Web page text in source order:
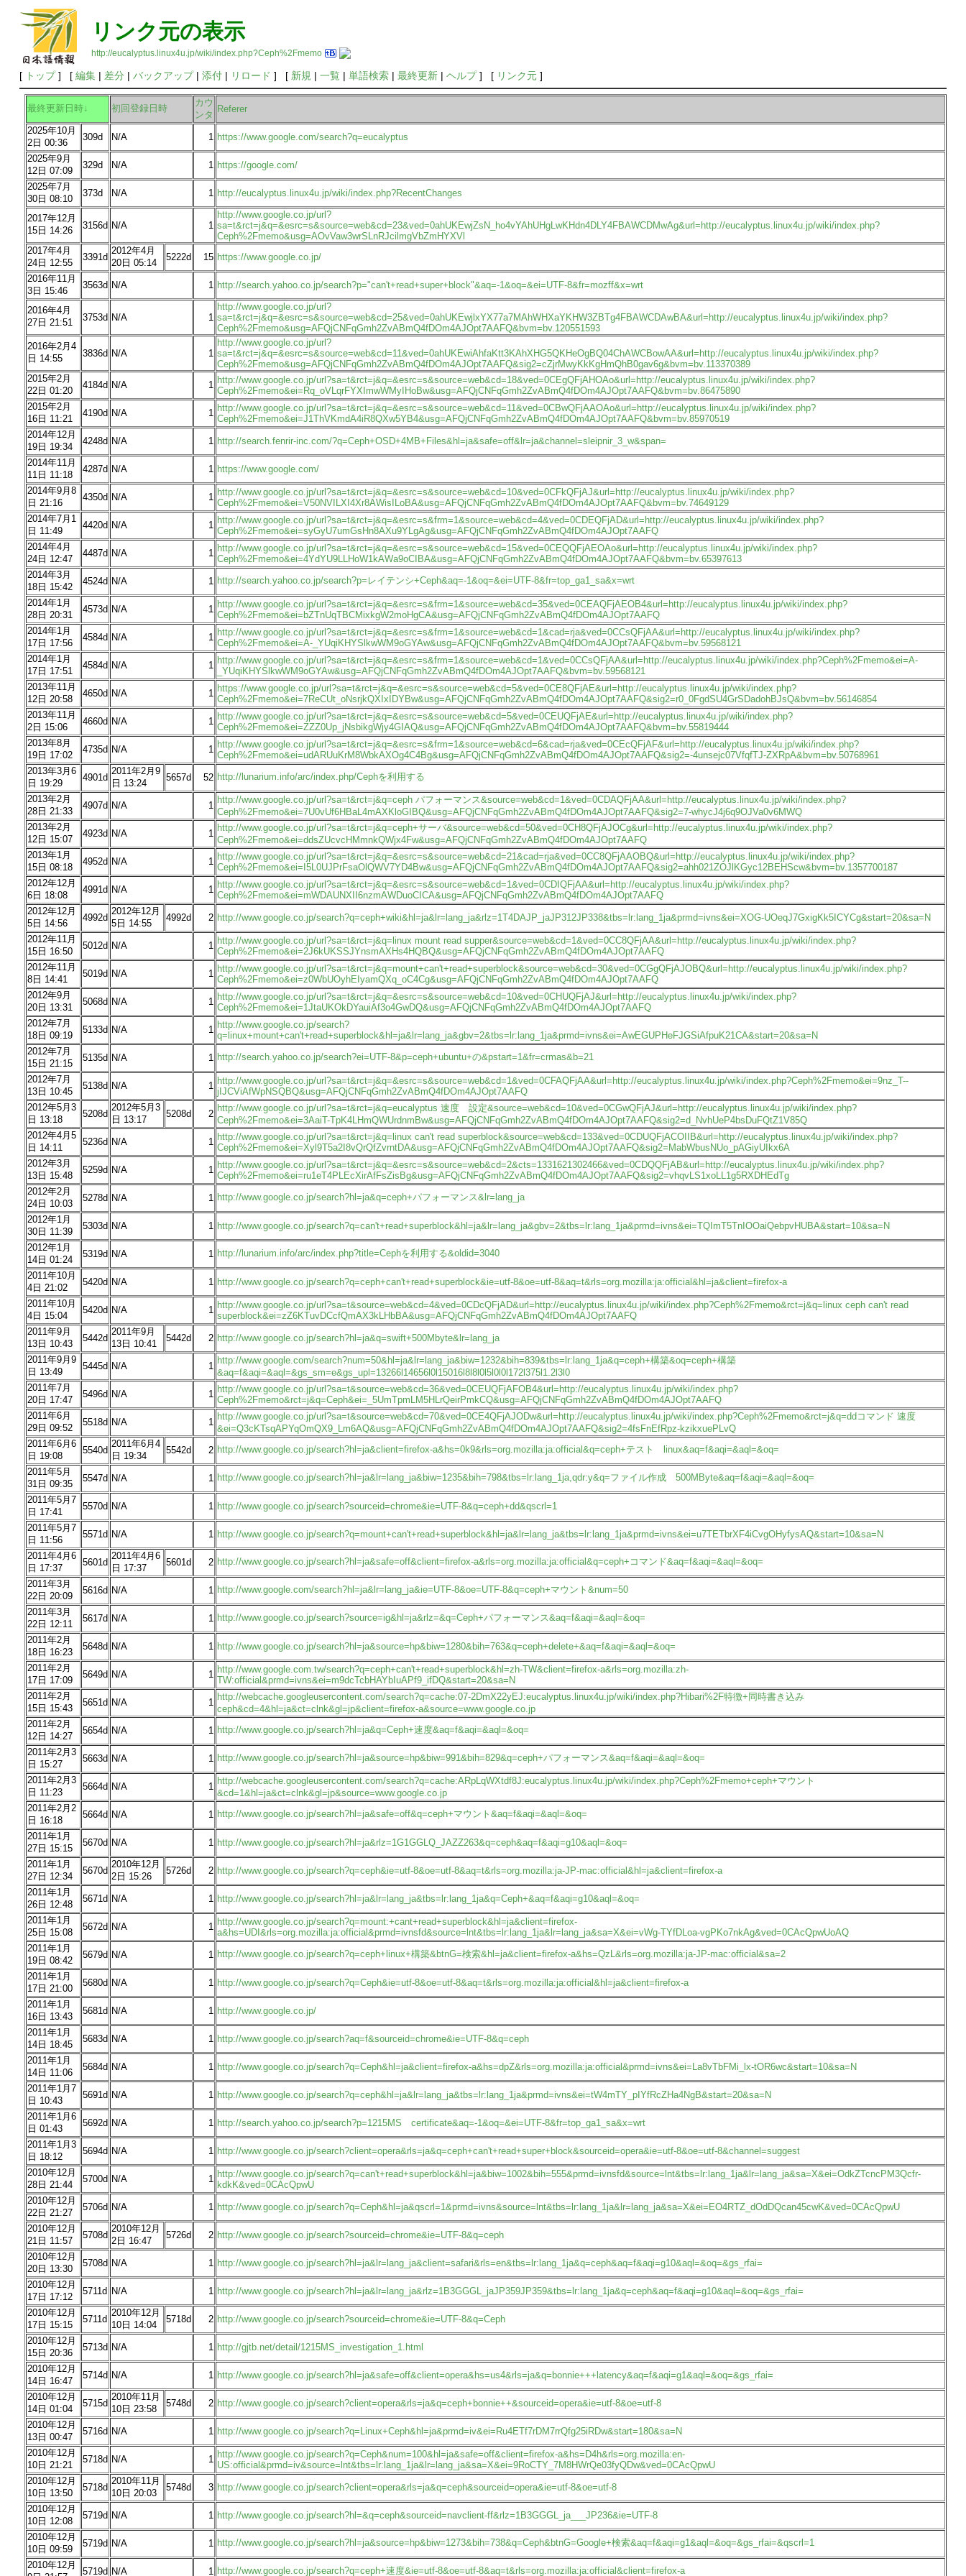
リンク元の表示
http://eucalyptus.linux4u.jp/wiki/index.php?Ceph%2Fmemo
[ トップ] [ 編集| 差分 | バックアップ| 添付| リロード ] [ 新規 | 一覧 | 単語検索| 最終更新| ヘルプ] [ リンク元]
最終更新日時↓ 初回登録日時
カウ
ンタ
Referer
2025年10月
2日 00:36
309d N/A 1 https://www.google.com/search?q=eucalyptus
2025年9月
12日 07:09
329d N/A 1 https://google.com/
2025年7月
30日 08:10
373d N/A 1 http://eucalyptus.linux4u.jp/wiki/index.php?RecentChanges
2017年12月
15日 14:26
3156d N/A 1
http://www.google.co.jp/url?
sa=t&rct=j&q=&esrc=s&source=web&cd=23&ved=0ahUKEwjZsN_ho4vYAhUHgLwKHdn4DLY4FBAWCDMwAg&url=http://eucalyptus.linux4u.jp/wiki/index.php?
Ceph%2Fmemo&usg=AOvVaw3wrSLnRJcilmgVbZmHYXVl
2017年4月
24日 12:55
3391d
2012年4月
20日 05:14
5222d 15 https://www.google.co.jp/
2016年11月
3日 15:46
3563d N/A 1 http://search.yahoo.co.jp/search?p="can't+read+super+block"&aq=-1&oq=&ei=UTF-8&fr=mozff&x=wrt
2016年4月
27日 21:51
3753d N/A 1
http://www.google.co.jp/url?
sa=t&rct=j&q=&esrc=s&source=web&cd=25&ved=0ahUKEwjlxYX77a7MAhWHXaYKHW3ZBTg4FBAWCDAwBA&url=http://eucalyptus.linux4u.jp/wiki/index.php?
Ceph%2Fmemo&usg=AFQjCNFqGmh2ZvABmQ4fDOm4AJOpt7AAFQ&bvm=bv.120551593
2016年2月4
日 14:55
3836d N/A 1
http://www.google.co.jp/url?
sa=t&rct=j&q=&esrc=s&source=web&cd=11&ved=0ahUKEwiAhfaKtt3KAhXHG5QKHeOgBQ04ChAWCBowAA&url=http://eucalyptus.linux4u.jp/wiki/index.php?
Ceph%2Fmemo&usg=AFQjCNFqGmh2ZvABmQ4fDOm4AJOpt7AAFQ&sig2=cZjrMwyKkKgHmQhB0gav6g&bvm=bv.113370389
2015年2月
22日 01:20
4184d N/A 1 http://www.google.co.jp/url?sa=t&rct=j&q=&esrc=s&source=web&cd=18&ved=0CEgQFjAHOAo&url=http://eucalyptus.linux4u.jp/wiki/index.php?
Ceph%2Fmemo&ei=Rq_oVLqrFYXImwWMyIHoBw&usg=AFQjCNFqGmh2ZvABmQ4fDOm4AJOpt7AAFQ&bvm=bv.86475890
2015年2月
16日 11:21
4190d N/A 1 http://www.google.co.jp/url?sa=t&rct=j&q=&esrc=s&source=web&cd=11&ved=0CBwQFjAAOAo&url=http://eucalyptus.linux4u.jp/wiki/index.php?
Ceph%2Fmemo&ei=J1ThVKmdA4iR8QXw5YB4&usg=AFQjCNFqGmh2ZvABmQ4fDOm4AJOpt7AAFQ&bvm=bv.85970519
2014年12月
19日 19:34
4248d N/A 1 http://search.fenrir-inc.com/?q=Ceph+OSD+4MB+Files&hl=ja&safe=off&lr=ja&channel=sleipnir_3_w&span=
2014年11月
11日 11:18
4287d N/A 1 https://www.google.com/
2014年9月8
日 21:16
4350d N/A 1 http://www.google.co.jp/url?sa=t&rct=j&q=&esrc=s&source=web&cd=10&ved=0CFkQFjAJ&url=http://eucalyptus.linux4u.jp/wiki/index.php?
Ceph%2Fmemo&ei=V50NVILXI4Xr8AWisILoBA&usg=AFQjCNFqGmh2ZvABmQ4fDOm4AJOpt7AAFQ&bvm=bv.74649129
2014年7月1
日 11:49
4420d N/A 1 http://www.google.co.jp/url?sa=t&rct=j&q=&esrc=s&frm=1&source=web&cd=4&ved=0CDEQFjAD&url=http://eucalyptus.linux4u.jp/wiki/index.php?
Ceph%2Fmemo&ei=syGyU7umGsHn8AXu9YLgAg&usg=AFQjCNFqGmh2ZvABmQ4fDOm4AJOpt7AAFQ
2014年4月
24日 12:47
4487d N/A 1 http://www.google.co.jp/url?sa=t&rct=j&q=&esrc=s&source=web&cd=15&ved=0CEQQFjAEOAo&url=http://eucalyptus.linux4u.jp/wiki/index.php?
Ceph%2Fmemo&ei=4YdYU9LLHoW1kAWa9oCIBA&usg=AFQjCNFqGmh2ZvABmQ4fDOm4AJOpt7AAFQ&bvm=bv.65397613
2014年3月
18日 15:42
4524d N/A 1 http://search.yahoo.co.jp/search?p=レイテンシ+Ceph&aq=-1&oq=&ei=UTF-8&fr=top_ga1_sa&x=wrt
2014年1月
28日 20:31
4573d N/A 1 http://www.google.co.jp/url?sa=t&rct=j&q=&esrc=s&frm=1&source=web&cd=35&ved=0CEAQFjAEOB4&url=http://eucalyptus.linux4u.jp/wiki/index.php?
Ceph%2Fmemo&ei=bZTnUqTBCMixkgW2moHgCA&usg=AFQjCNFqGmh2ZvABmQ4fDOm4AJOpt7AAFQ
2014年1月
17日 17:56
4584d N/A 1 http://www.google.co.jp/url?sa=t&rct=j&q=&esrc=s&frm=1&source=web&cd=1&cad=rja&ved=0CCsQFjAA&url=http://eucalyptus.linux4u.jp/wiki/index.php?
Ceph%2Fmemo&ei=A-_YUqiKHYSlkwWM9oGYAw&usg=AFQjCNFqGmh2ZvABmQ4fDOm4AJOpt7AAFQ&bvm=bv.59568121
2014年1月
17日 17:51
4584d N/A 1 http://www.google.co.jp/url?sa=t&rct=j&q=&esrc=s&frm=1&source=web&cd=1&ved=0CCsQFjAA&url=http://eucalyptus.linux4u.jp/wiki/index.php?Ceph%2Fmemo&ei=A-
_YUqiKHYSlkwWM9oGYAw&usg=AFQjCNFqGmh2ZvABmQ4fDOm4AJOpt7AAFQ&bvm=bv.59568121
2013年11月
12日 20:58
4650d N/A 1 https://www.google.co.jp/url?sa=t&rct=j&q=&esrc=s&source=web&cd=5&ved=0CE8QFjAE&url=http://eucalyptus.linux4u.jp/wiki/index.php?
Ceph%2Fmemo&ei=7ReCUt_oNsrjkQXIxIDYBw&usg=AFQjCNFqGmh2ZvABmQ4fDOm4AJOpt7AAFQ&sig2=r0_0FgdSU4GrSDadohBJsQ&bvm=bv.56146854
2013年11月
2日 15:06
4660d N/A 1 http://www.google.co.jp/url?sa=t&rct=j&q=&esrc=s&source=web&cd=5&ved=0CEUQFjAE&url=http://eucalyptus.linux4u.jp/wiki/index.php?
Ceph%2Fmemo&ei=ZZZ0Up_jNsbikgWjy4GIAQ&usg=AFQjCNFqGmh2ZvABmQ4fDOm4AJOpt7AAFQ&bvm=bv.55819444
2013年8月
19日 17:02
4735d N/A 1 http://www.google.co.jp/url?sa=t&rct=j&q=&esrc=s&frm=1&source=web&cd=6&cad=rja&ved=0CEcQFjAF&url=http://eucalyptus.linux4u.jp/wiki/index.php?
Ceph%2Fmemo&ei=udARUuKrM8WbkAXOg4C4Bg&usg=AFQjCNFqGmh2ZvABmQ4fDOm4AJOpt7AAFQ&sig2=-4unsejc07VfqfTJ-ZXRpA&bvm=bv.50768961
2013年3月6
日 19:29
4901d
2011年2月9
日 13:24
5657d 52 http://lunarium.info/arc/index.php/Cephを利用する
2013年2月
28日 21:33
4907d N/A 1
http://www.google.co.jp/url?sa=t&rct=j&q=ceph パフォーマンス&source=web&cd=1&ved=0CDAQFjAA&url=http://eucalyptus.linux4u.jp/wiki/index.php?
Ceph%2Fmemo&ei=7U0vUf6HBaL4mAXKloGIBQ&usg=AFQjCNFqGmh2ZvABmQ4fDOm4AJOpt7AAFQ&sig2=7-whycJ4j6q9OJVa0v6MWQ
2013年2月
12日 15:07
4923d N/A 1
http://www.google.co.jp/url?sa=t&rct=j&q=ceph+サーバ&source=web&cd=50&ved=0CH8QFjAJOCg&url=http://eucalyptus.linux4u.jp/wiki/index.php?
Ceph%2Fmemo&ei=ddsZUcvcHMmnkQWjx4Fw&usg=AFQjCNFqGmh2ZvABmQ4fDOm4AJOpt7AAFQ
2013年1月
15日 08:18
4952d N/A 1 http://www.google.co.jp/url?sa=t&rct=j&q=&esrc=s&source=web&cd=21&cad=rja&ved=0CC8QFjAAOBQ&url=http://eucalyptus.linux4u.jp/wiki/index.php?
Ceph%2Fmemo&ei=I5L0UJPrFsaOlQWV7YD4Bw&usg=AFQjCNFqGmh2ZvABmQ4fDOm4AJOpt7AAFQ&sig2=ahh021ZOJlKGyc12BEHScw&bvm=bv.1357700187
2012年12月
6日 18:08
4991d N/A 1 http://www.google.co.jp/url?sa=t&rct=j&q=&esrc=s&source=web&cd=1&ved=0CDIQFjAA&url=http://eucalyptus.linux4u.jp/wiki/index.php?
Ceph%2Fmemo&ei=mWDAUNXII6nzmAWDuoCICA&usg=AFQjCNFqGmh2ZvABmQ4fDOm4AJOpt7AAFQ
2012年12月
5日 14:56
4992d
2012年12月
5日 14:55
4992d 2 http://www.google.co.jp/search?q=ceph+wiki&hl=ja&lr=lang_ja&rlz=1T4DAJP_jaJP312JP338&tbs=lr:lang_1ja&prmd=ivns&ei=XOG-UOeqJ7GxigKk5ICYCg&start=20&sa=N
2012年11月
15日 16:50
5012d N/A 1 http://www.google.co.jp/url?sa=t&rct=j&q=linux mount read supper&source=web&cd=1&ved=0CC8QFjAA&url=http://eucalyptus.linux4u.jp/wiki/index.php?
Ceph%2Fmemo&ei=2J6kUKSSJYnsmAXHs4HQBQ&usg=AFQjCNFqGmh2ZvABmQ4fDOm4AJOpt7AAFQ
2012年11月
8日 14:41
5019d N/A 1 http://www.google.co.jp/url?sa=t&rct=j&q=mount+can't+read+superblock&source=web&cd=30&ved=0CGgQFjAJOBQ&url=http://eucalyptus.linux4u.jp/wiki/index.php?
Ceph%2Fmemo&ei=z0WbUOyhEIyamQXq_oC4Cg&usg=AFQjCNFqGmh2ZvABmQ4fDOm4AJOpt7AAFQ
2012年9月
20日 13:31
5068d N/A 1 http://www.google.co.jp/url?sa=t&rct=j&q=&esrc=s&source=web&cd=10&ved=0CHUQFjAJ&url=http://eucalyptus.linux4u.jp/wiki/index.php?
Ceph%2Fmemo&ei=1JtaUKOkDYauiAf3o4GwDQ&usg=AFQjCNFqGmh2ZvABmQ4fDOm4AJOpt7AAFQ
2012年7月
18日 09:19
5133d N/A 1 http://www.google.co.jp/search?
q=linux+mount+can't+read+superblock&hl=ja&lr=lang_ja&gbv=2&tbs=lr:lang_1ja&prmd=ivns&ei=AwEGUPHeFJGSiAfpuK21CA&start=20&sa=N
2012年7月
15日 21:15
5135d N/A 1 http://search.yahoo.co.jp/search?ei=UTF-8&p=ceph+ubuntu+の&pstart=1&fr=crmas&b=21
2012年7月
13日 10:45
5138d N/A 1 http://www.google.co.jp/url?sa=t&rct=j&q=&esrc=s&source=web&cd=1&ved=0CFAQFjAA&url=http://eucalyptus.linux4u.jp/wiki/index.php?Ceph%2Fmemo&ei=9nz_T--
jIJCViAfWpNSQBQ&usg=AFQjCNFqGmh2ZvABmQ4fDOm4AJOpt7AAFQ
2012年5月3
日 13:18
5208d
2012年5月3
日 13:17
5208d 2
http://www.google.co.jp/url?sa=t&rct=j&q=eucalyptus 速度 設定&source=web&cd=10&ved=0CGwQFjAJ&url=http://eucalyptus.linux4u.jp/wiki/index.php?
Ceph%2Fmemo&ei=3AaiT-TpK4LHmQWUrdnmBw&usg=AFQjCNFqGmh2ZvABmQ4fDOm4AJOpt7AAFQ&sig2=d_NvhUeP4bsDuFQtZ1V85Q
2012年4月5
日 14:11
5236d N/A 1 http://www.google.co.jp/url?sa=t&rct=j&q=linux can't read superblock&source=web&cd=133&ved=0CDUQFjACOIIB&url=http://eucalyptus.linux4u.jp/wiki/index.php?
Ceph%2Fmemo&ei=Xyl9T5a2I8vQrQfZvrntDA&usg=AFQjCNFqGmh2ZvABmQ4fDOm4AJOpt7AAFQ&sig2=MabWbusNUo_pAGiyUIkx6A
2012年3月
13日 15:48
5259d N/A 1 http://www.google.co.jp/url?sa=t&rct=j&q=&esrc=s&source=web&cd=2&cts=1331621302466&ved=0CDQQFjAB&url=http://eucalyptus.linux4u.jp/wiki/index.php?
Ceph%2Fmemo&ei=ru1eT4PLEcXirAfFsZisBg&usg=AFQjCNFqGmh2ZvABmQ4fDOm4AJOpt7AAFQ&sig2=vhqvLS1xoLL1g5RXDHEdTg
2012年2月
24日 10:03
5278d N/A 1 http://www.google.co.jp/search?hl=ja&q=ceph+パフォーマンス&lr=lang_ja
2012年1月
30日 11:39
5303d N/A 1 http://www.google.co.jp/search?q=can't+read+superblock&hl=ja&lr=lang_ja&gbv=2&tbs=lr:lang_1ja&prmd=ivns&ei=TQImT5TnIOOaiQebpvHUBA&start=10&sa=N
2012年1月
14日 01:24
5319d N/A 1 http://lunarium.info/arc/index.php?title=Cephを利用する&oldid=3040
2011年10月
4日 21:02
5420d N/A 1 http://www.google.co.jp/search?q=ceph+can't+read+superblock&ie=utf-8&oe=utf-8&aq=t&rls=org.mozilla:ja:official&hl=ja&client=firefox-a
2011年10月
4日 15:04
5420d N/A 1 http://www.google.co.jp/url?sa=t&source=web&cd=4&ved=0CDcQFjAD&url=http://eucalyptus.linux4u.jp/wiki/index.php?Ceph%2Fmemo&rct=j&q=linux ceph can't read
superblock&ei=zZ6KTuvDCcfQmAX3kLHbBA&usg=AFQjCNFqGmh2ZvABmQ4fDOm4AJOpt7AAFQ
2011年9月
13日 10:43
5442d
2011年9月
13日 10:41
5442d 2 http://www.google.co.jp/search?hl=ja&q=swift+500Mbyte&lr=lang_ja
2011年9月9
日 13:49
5445d N/A 1
http://www.google.com/search?num=50&hl=ja&lr=lang_ja&biw=1232&bih=839&tbs=lr:lang_1ja&q=ceph+構築&oq=ceph+構築
&aq=f&aqi=&aql=&gs_sm=e&gs_upl=13266l14656l0l15016l8l8l0l5l0l0l172l375l1.2l3l0
2011年7月
20日 17:47
5496d N/A 1 http://www.google.co.jp/url?sa=t&source=web&cd=36&ved=0CEUQFjAFOB4&url=http://eucalyptus.linux4u.jp/wiki/index.php?
Ceph%2Fmemo&rct=j&q=Ceph&ei=_5UmTpmLM5HLrQeirPmkCQ&usg=AFQjCNFqGmh2ZvABmQ4fDOm4AJOpt7AAFQ
2011年6月
29日 09:52
5518d N/A 1
http://www.google.co.jp/url?sa=t&source=web&cd=70&ved=0CE4QFjAJODw&url=http://eucalyptus.linux4u.jp/wiki/index.php?Ceph%2Fmemo&rct=j&q=ddコマンド 速度
&ei=Q3cKTsqAPYqOmQX9_Lm6AQ&usg=AFQjCNFqGmh2ZvABmQ4fDOm4AJOpt7AAFQ&sig2=4fsFnEfRpz-kzikxuePLvQ
2011年6月6
日 19:08
5540d
2011年6月4
日 19:34
5542d 2 http://www.google.co.jp/search?hl=ja&client=firefox-a&hs=0k9&rls=org.mozilla:ja:official&q=ceph+テスト linux&aq=f&aqi=&aql=&oq=
2011年5月
31日 09:35
5547d N/A 1 http://www.google.co.jp/search?hl=ja&lr=lang_ja&biw=1235&bih=798&tbs=lr:lang_1ja,qdr:y&q=ファイル作成 500MByte&aq=f&aqi=&aql=&oq=
2011年5月7
日 17:41
5570d N/A 1 http://www.google.co.jp/search?sourceid=chrome&ie=UTF-8&q=ceph+dd&qscrl=1
2011年5月7
日 11:56
5571d N/A 1 http://www.google.co.jp/search?q=mount+can't+read+superblock&hl=ja&lr=lang_ja&tbs=lr:lang_1ja&prmd=ivns&ei=u7TETbrXF4iCvgOHyfysAQ&start=10&sa=N
2011年4月6
日 17:37
5601d
2011年4月6
日 17:37
5601d 2 http://www.google.co.jp/search?hl=ja&safe=off&client=firefox-a&rls=org.mozilla:ja:official&q=ceph+コマンド&aq=f&aqi=&aql=&oq=
2011年3月
22日 20:09
5616d N/A 1 http://www.google.com/search?hl=ja&lr=lang_ja&ie=UTF-8&oe=UTF-8&q=ceph+マウント&num=50
2011年3月
22日 12:11
5617d N/A 1 http://www.google.co.jp/search?source=ig&hl=ja&rlz=&q=Ceph+パフォーマンス&aq=f&aqi=&aql=&oq=
2011年2月
18日 16:23
5648d N/A 1 http://www.google.co.jp/search?hl=ja&source=hp&biw=1280&bih=763&q=ceph+delete+&aq=f&aqi=&aql=&oq=
2011年2月
17日 17:09
5649d N/A 1 http://www.google.com.tw/search?q=ceph+can't+read+superblock&hl=zh-TW&client=firefox-a&rls=org.mozilla:zh-
TW:official&prmd=ivns&ei=m9dcTcbHAYbIuAPf9_ifDQ&start=20&sa=N
2011年2月
15日 15:43
5651d N/A 1
http://webcache.googleusercontent.com/search?q=cache:07-2DmX22yEJ:eucalyptus.linux4u.jp/wiki/index.php?Hibari%2F特徴+同時書き込み
ceph&cd=4&hl=ja&ct=clnk&gl=jp&client=firefox-a&source=www.google.co.jp
2011年2月
12日 14:27
5654d N/A 1 http://www.google.co.jp/search?hl=ja&q=Ceph+速度&aq=f&aqi=&aql=&oq=
2011年2月3
日 15:27
5663d N/A 1 http://www.google.co.jp/search?hl=ja&source=hp&biw=991&bih=829&q=ceph+パフォーマンス&aq=f&aqi=&aql=&oq=
2011年2月3
日 11:23
5664d N/A 1
http://webcache.googleusercontent.com/search?q=cache:ARpLqWXtdf8J:eucalyptus.linux4u.jp/wiki/index.php?Ceph%2Fmemo+ceph+マウント
&cd=1&hl=ja&ct=clnk&gl=jp&source=www.google.co.jp
2011年2月2
日 16:18
5664d N/A 1 http://www.google.co.jp/search?hl=ja&safe=off&q=ceph+マウント&aq=f&aqi=&aql=&oq=
2011年1月
27日 15:15
5670d N/A 1 http://www.google.co.jp/search?hl=ja&rlz=1G1GGLQ_JAZZ263&q=ceph&aq=f&aqi=g10&aql=&oq=
2011年1月
27日 12:34
5670d
2010年12月
2日 15:26
5726d 2 http://www.google.co.jp/search?q=ceph&ie=utf-8&oe=utf-8&aq=t&rls=org.mozilla:ja-JP-mac:official&hl=ja&client=firefox-a
2011年1月
26日 12:48
5671d N/A 1 http://www.google.co.jp/search?hl=ja&lr=lang_ja&tbs=lr:lang_1ja&q=Ceph+&aq=f&aqi=g10&aql=&oq=
2011年1月
25日 15:08
5672d N/A 1 http://www.google.co.jp/search?q=mount:+cant+read+superblock&hl=ja&client=firefox-
a&hs=UDI&rls=org.mozilla:ja:official&prmd=ivnsfd&source=lnt&tbs=lr:lang_1ja&lr=lang_ja&sa=X&ei=vWg-TYfDLoa-vgPKo7nkAg&ved=0CAcQpwUoAQ
2011年1月
19日 08:42
5679d N/A 1 http://www.google.co.jp/search?q=ceph+linux+構築&btnG=検索&hl=ja&client=firefox-a&hs=QzL&rls=org.mozilla:ja-JP-mac:official&sa=2
2011年1月
17日 21:00
5680d N/A 1 http://www.google.co.jp/search?q=Ceph&ie=utf-8&oe=utf-8&aq=t&rls=org.mozilla:ja:official&hl=ja&client=firefox-a
2011年1月
16日 13:43
5681d N/A 1 http://www.google.co.jp/
2011年1月
14日 18:45
5683d N/A 1 http://www.google.co.jp/search?aq=f&sourceid=chrome&ie=UTF-8&q=ceph
2011年1月
14日 11:06
5684d N/A 1 http://www.google.co.jp/search?q=Ceph&hl=ja&client=firefox-a&hs=dpZ&rls=org.mozilla:ja:official&prmd=ivns&ei=La8vTbFMi_lx-tOR6wc&start=10&sa=N
2011年1月7
日 10:43
5691d N/A 1 http://www.google.co.jp/search?q=ceph&hl=ja&lr=lang_ja&tbs=lr:lang_1ja&prmd=ivns&ei=tW4mTY_pIYfRcZHa4NgB&start=20&sa=N
2011年1月6
日 01:43
5692d N/A 1 http://search.yahoo.co.jp/search?p=1215MS certificate&aq=-1&oq=&ei=UTF-8&fr=top_ga1_sa&x=wrt
2011年1月3
日 18:12
5694d N/A 1 http://www.google.co.jp/search?client=opera&rls=ja&q=ceph+can't+read+super+block&sourceid=opera&ie=utf-8&oe=utf-8&channel=suggest
2010年12月
28日 21:44
5700d N/A 1 http://www.google.co.jp/search?q=can't+read+superblock&hl=ja&biw=1002&bih=555&prmd=ivnsfd&source=lnt&tbs=lr:lang_1ja&lr=lang_ja&sa=X&ei=OdkZTcncPM3Qcfr-
kdkK&ved=0CAcQpwU
2010年12月
22日 21:27
5706d N/A 1 http://www.google.co.jp/search?q=Ceph&hl=ja&qscrl=1&prmd=ivns&source=lnt&tbs=lr:lang_1ja&lr=lang_ja&sa=X&ei=EO4RTZ_dOdDQcan45cwK&ved=0CAcQpwU
2010年12月
21日 11:57
5708d
2010年12月
2日 16:47
5726d 2 http://www.google.co.jp/search?sourceid=chrome&ie=UTF-8&q=ceph
2010年12月
20日 13:30
5708d N/A 1 http://www.google.co.jp/search?hl=ja&lr=lang_ja&client=safari&rls=en&tbs=lr:lang_1ja&q=ceph&aq=f&aqi=g10&aql=&oq=&gs_rfai=
2010年12月
17日 17:12
5711d N/A 1 http://www.google.co.jp/search?hl=ja&lr=lang_ja&rlz=1B3GGGL_jaJP359JP359&tbs=lr:lang_1ja&q=ceph&aq=f&aqi=g10&aql=&oq=&gs_rfai=
2010年12月
17日 15:15
5711d
2010年12月
10日 14:04
5718d 2 http://www.google.co.jp/search?sourceid=chrome&ie=UTF-8&q=Ceph
2010年12月
15日 20:36
5713d N/A 1 http://gjtb.net/detail/1215MS_investigation_1.html
2010年12月
14日 16:47
5714d N/A 1 http://www.google.co.jp/search?hl=ja&safe=off&client=opera&hs=us4&rls=ja&q=bonnie+++latency&aq=f&aqi=g1&aql=&oq=&gs_rfai=
2010年12月
14日 01:04
5715d
2010年11月
10日 23:58
5748d 2 http://www.google.co.jp/search?client=opera&rls=ja&q=ceph+bonnie++&sourceid=opera&ie=utf-8&oe=utf-8
2010年12月
13日 00:47
5716d N/A 1 http://www.google.co.jp/search?q=Linux+Ceph&hl=ja&prmd=iv&ei=Ru4ETf7rDM7rrQfg25iRDw&start=180&sa=N
2010年12月
10日 21:21
5718d N/A 1 http://www.google.co.jp/search?q=Ceph&num=100&hl=ja&safe=off&client=firefox-a&hs=D4h&rls=org.mozilla:en-
US:official&prmd=iv&source=lnt&tbs=lr:lang_1ja&lr=lang_ja&sa=X&ei=9RoCTY_7M8HWrQe03fyQDw&ved=0CAcQpwU
2010年12月
10日 13:50
5718d
2010年11月
10日 20:03
5748d 3 http://www.google.co.jp/search?client=opera&rls=ja&q=ceph&sourceid=opera&ie=utf-8&oe=utf-8
2010年12月
10日 12:08
5719d N/A 1 http://www.google.co.jp/search?hl=&q=ceph&sourceid=navclient-ff&rlz=1B3GGGL_ja___JP236&ie=UTF-8
2010年12月
10日 09:59
5719d N/A 1 http://www.google.co.jp/search?hl=ja&source=hp&biw=1273&bih=738&q=Ceph&btnG=Google+検索&aq=f&aqi=g1&aql=&oq=&gs_rfai=&qscrl=1
2010年12月
5719d N/A 1 http://www.google.co.jp/search?q=ceph+速度&ie=utf-8&oe=utf-8&aq=t&rls=org.mozilla:ja:official&client=firefox-a